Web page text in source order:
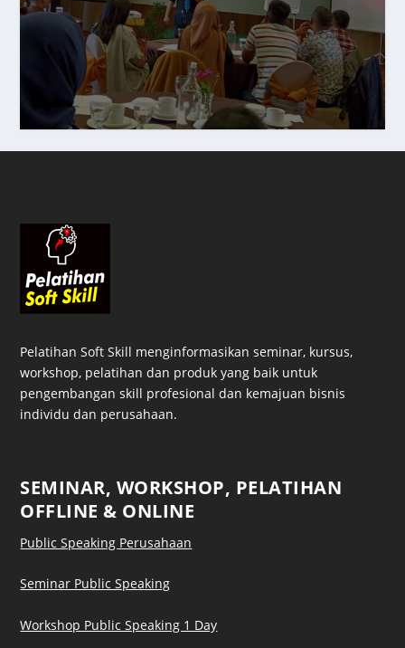
Peluang Masa Depan yang Lebih Baik
Pelatihan Soft Skill menginformasikan seminar, kursus,
workshop, pelatihan dan produk yang baik untuk
pengembangan skill profesional dan kemajuan bisnis
individu dan perusahaan.
SEMINAR, WORKSHOP, PELATIHAN
OFFLINE & ONLINE
Public Speaking Perusahaan
Seminar Public Speaking
Workshop Public Speaking 1 Day